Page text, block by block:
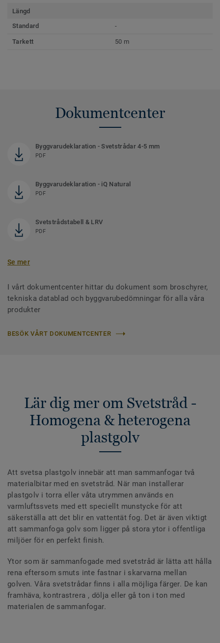
Längd
Standard
-
Tarkett 50 m
Dokumentcenter
Byggvarudeklaration - Svetstrådar 4-5 mm
PDF
Byggvarudeklaration - iQ Natural
PDF
Svetstrådstabell & LRV
PDF
Se mer
I vårt dokumentcenter hittar du dokument som broschyrer,
tekniska datablad och byggvarubedömningar för alla våra
produkter
BESÖK VÅRT DOKUMENTCENTER
Lär dig mer om Svetstråd -
Homogena & heterogena
plastgolv
Att svetsa plastgolv innebär att man sammanfogar två
materialbitar med en svetstråd. När man installerar
plastgolv i torra eller våta utrymmen används en
varmluftssvets med ett speciellt munstycke för att
säkerställa att det blir en vattentät fog. Det är även viktigt
att sammanfoga golv som ligger på stora ytor i offentliga
miljöer för en perfekt finish.
Ytor som är sammanfogade med svetstråd är lätta att hålla
rena eftersom smuts inte fastnar i skarvarna mellan
golven. Våra svetstrådar finns i alla möjliga färger. De kan
framhäva, kontrastrera , dölja eller gå ton i ton med
materialen de sammanfogar.